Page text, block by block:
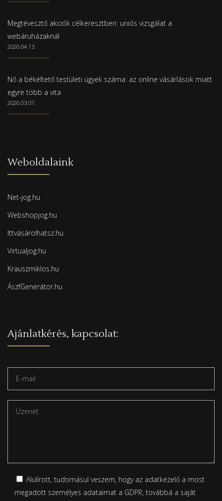
Megtévesztő akciók célkeresztben: uniós vizsgálat a
webáruházaknál
2026.04.13.
Nő a békéltető testületi ügyek száma: az online vásárlások miatt
egyre több a vita
2026.03.07.
Weboldalaink
Net-jog.hu
Webshopjog.hu
Ittvásárolhatsz.hu
Virtualjog.hu
Krauszmiklos.hu
ÁszfGenerátor.hu
Ajánlatkérés, kapcsolat:
Alulírott, tudomásul veszem, hogy az adatkezelő a most
megadott személyes adataimat a GDPR, továbbá a saját